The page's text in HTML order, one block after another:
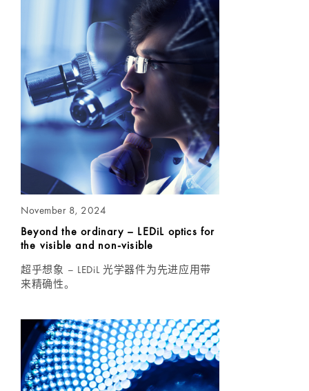
November 8, 2024
Beyond the ordinary – LEDiL optics for
the visible and non-visible
超乎想象 – LEDiL 光学器件为先进应用带
来精确性。